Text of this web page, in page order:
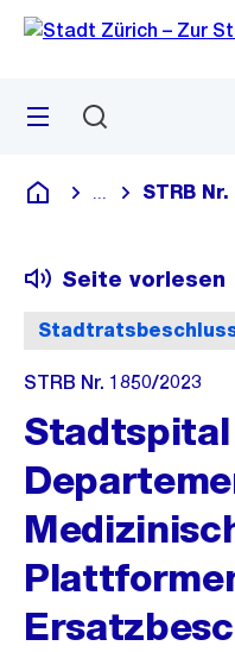
Navigation
Sprunglink
Menü
Deutsch
Blende alle
STRB
Seite vorlesen
STRB Nr. 1850/2023